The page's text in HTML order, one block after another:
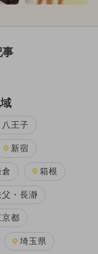
八王子
新宿
箱根
父・長瀞
京都
埼玉県